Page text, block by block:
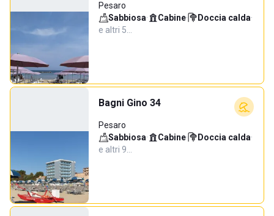
Pesaro
Sabbiosa· Cabine· Doccia calda·
e altri 5…
Bagni Gino 34
Pesaro
Sabbiosa· Cabine· Doccia calda·
e altri 9…